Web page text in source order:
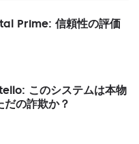
Prime: 信頼性の評価
このシステムは本物
だの詐欺か？